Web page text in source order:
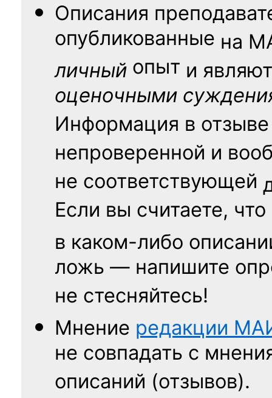
Описания
опубликованные на
личный опыт и
оценочными
Информация в
непроверенной и
не соответствующей
Если вы считаете, что
в каком-либо
ложь — напишите
не стесняйтесь!
Мнение редакции
не совпадать с
описаний (отзывов).